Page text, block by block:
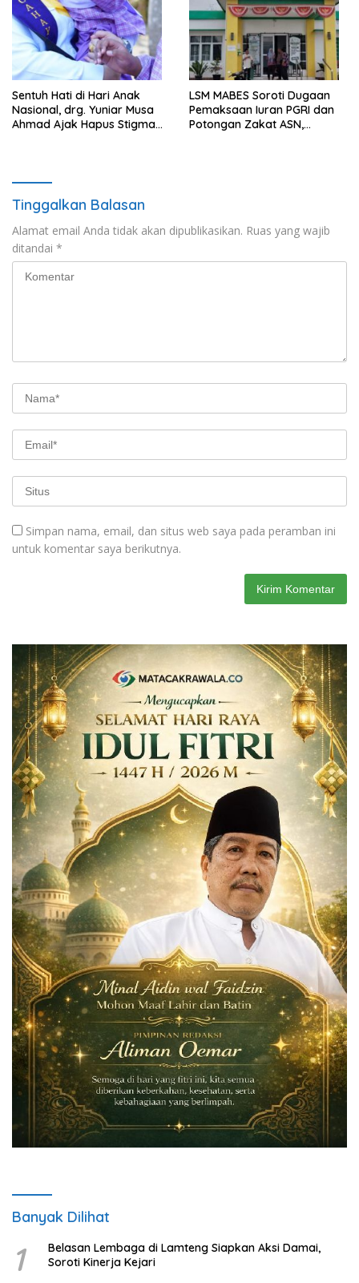
Sentuh Hati di Hari Anak
Nasional, drg. Yuniar Musa
Ahmad Ajak Hapus Stigma
LSM MABES Soroti Dugaan
Pemaksaan Iuran PGRI dan
Potongan Zakat ASN,
Tinggalkan Balasan
Alamat email Anda tidak akan dipublikasikan. Ruas yang wajib
ditandai *
Simpan nama, email, dan situs web saya pada peramban ini
untuk komentar saya berikutnya.
Banyak Dilihat
1
Belasan Lembaga di Lamteng Siapkan Aksi Damai,
Soroti Kinerja Kejari